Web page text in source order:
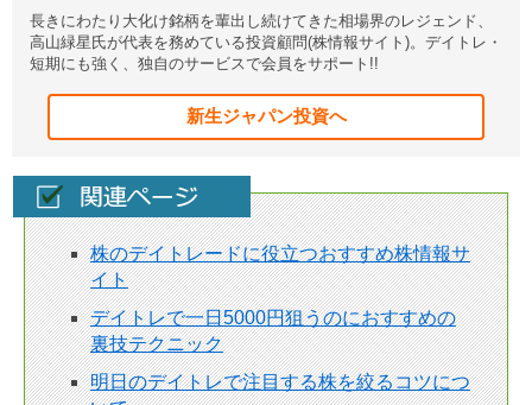
長きにわたり大化け銘柄を輩出し続けてきた相場界のレジェンド、
高山緑星氏が代表を務めている投資顧問(株情報サイト)。デイトレ・
短期にも強く、独自のサービスで会員をサポート!!
新生ジャパン投資へ
株のデイトレードに役立つおすすめ株情報サ
イト
デイトレで一日5000円狙うのにおすすめの
裏技テクニック
明日のデイトレで注目する株を絞るコツにつ